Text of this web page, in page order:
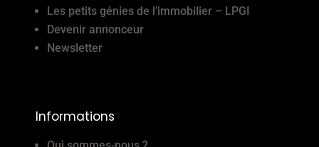
Les petits génies de l’immobilier – LPGI
Devenir annonceur
Newsletter
Informations